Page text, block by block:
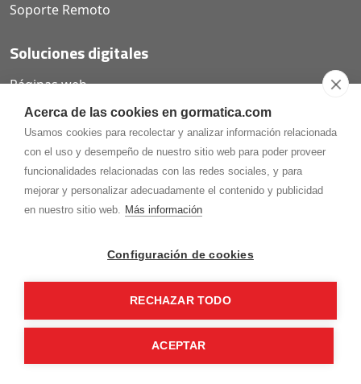
Acerca de las cookies en gormatica.com
Usamos cookies para recolectar y analizar información relacionada
con el uso y desempeño de nuestro sitio web para poder proveer
funcionalidades relacionadas con las redes sociales, y para
mejorar y personalizar adecuadamente el contenido y publicidad
en nuestro sitio web. Más información
Configuración de cookies
RECHAZAR TODO
ACEPTAR
Soporte Remoto
Soluciones digitales
Páginas web
Tiendas online
975.368.262
¡Síguenos en nuestras redes!